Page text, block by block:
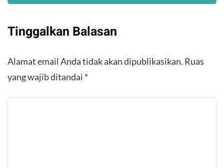
Tinggalkan Balasan
Alamat email Anda tidak akan dipublikasikan. Ruas
yang wajib ditandai *